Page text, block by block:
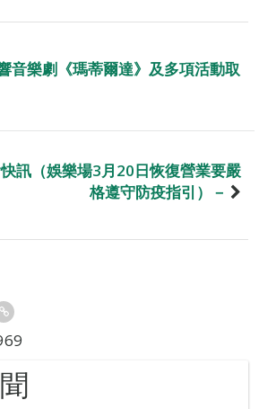
音樂劇《瑪蒂爾達》及多項活動取
訊（娛樂場3月20日恢復營業要嚴
格遵守防疫指引）－